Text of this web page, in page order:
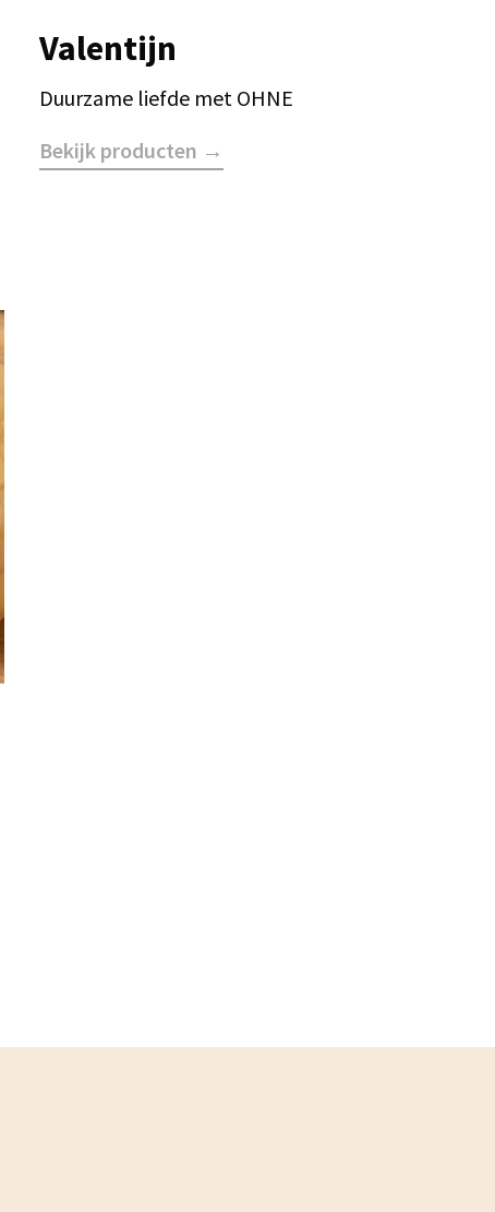
Valentijn
Duurzame liefde met OHNE
Bekijk producten →